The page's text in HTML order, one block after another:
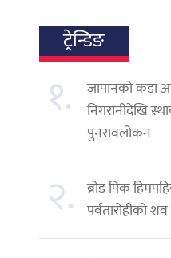
ट्रेन्डिङ
१.
जापानको कडा
निगरानीदेखि
पुनरावलोकन
२. ब्रोड पिक
पर्वतारोहीको